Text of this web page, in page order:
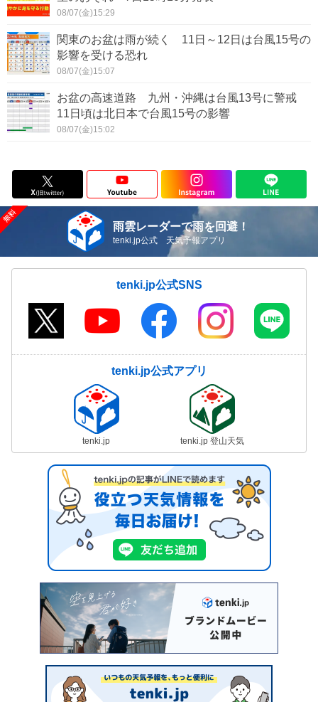
08/07(金)15:29
関東のお盆は雨が続く 11日～12日は台風15号の
影響を受ける恐れ
08/07(金)15:07
お盆の高速道路 九州・沖縄は台風13号に警戒
11日頃は北日本で台風15号の影響
08/07(金)15:02
雨雲レーダーで雨を回避！
tenki.jp公式 天気予報アプリ
tenki.jp公式SNS
tenki.jp公式アプリ
tenki.jp tenki.jp 登山天気